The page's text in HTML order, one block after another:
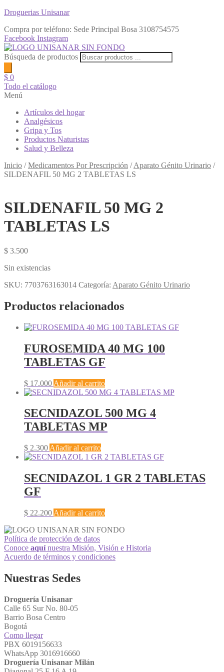
Droguerias Unisanar
Compra por teléfono: Sede Principal Bosa 3108754575
Facebook Instagram
Búsqueda de productos
$ 0
Todo el catálogo
Menú
Artículos del hogar
Analgésicos
Gripa y Tos
Productos Naturistas
Salud y Belleza
Inicio /Medicamentos Por Prescripción /Aparato Génito Urinario /
SILDENAFIL 50 MG 2 TABLETAS LS
SILDENAFIL 50 MG 2
TABLETAS LS
$ 3.500
Sin existencias
SKU: 7703763163014 Categoría: Aparato Génito Urinario
Productos relacionados
FUROSEMIDA 40 MG 100
TABLETAS GF
$ 17.000 Añadir al carrito
SECNIDAZOL 500 MG 4
TABLETAS MP
$ 2.300 Añadir al carrito
SECNIDAZOL 1 GR 2 TABLETAS
GF
$ 22.200 Añadir al carrito
Política de protección de datos
Conoce aquínuestra Misión, Visión e Historia
Acuerdo de términos y condiciones
Nuestras Sedes
Droguería Unisanar
Calle 65 Sur No. 80-05
Barrio Bosa Centro
Bogotá
Como llegar
PBX 6019156633
WhatsApp 3016916660
Droguería Unisanar Milán